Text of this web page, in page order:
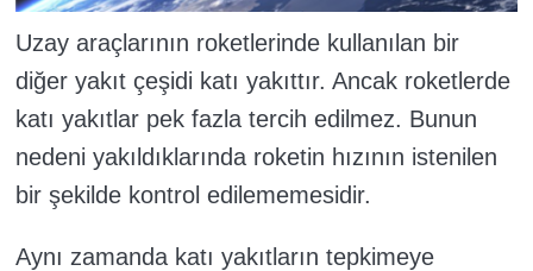
Uzay araçlarının roketlerinde kullanılan bir
diğer yakıt çeşidi katı yakıttır. Ancak roketlerde
katı yakıtlar pek fazla tercih edilmez. Bunun
nedeni yakıldıklarında roketin hızının istenilen
bir şekilde kontrol edilememesidir.
Aynı zamanda katı yakıtların tepkimeye